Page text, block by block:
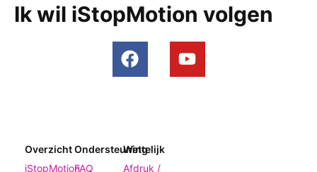
Ik wil iStopMotion volgen
Overzicht
iStopMotion
Ondersteuning
FAQ
Wettelijk
Afdruk /